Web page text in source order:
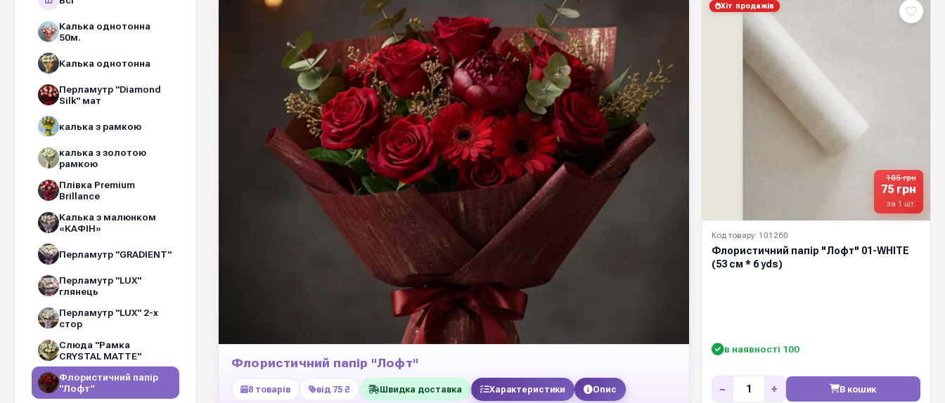
Калька однотонна
50м.
Калька однотонна
Перламутр "Diamond
Silk" мат
калька з рамкою
калька з золотою
рамкою
Плівка Premium
Brillance
Калька з малюнком
«КАФІН»
Перламутр "GRADIENT"
Перламутр "LUX"
глянець
Перламутр "LUX" 2-х
стор
Слюда "Рамка
CRYSTAL MATTE"
Флористичний папір
"Лофт"
Флористичний папір "Лофт"
8 товарів від 75 ₴ Швидка доставка Характеристики Опис
185 грн
75 грн
за 1 шт.
Хіт продажів
Код товару: 101260
Флористичний папір "Лофт" 01-WHITE
(53 см * 6 yds)
в наявності 100
− + В кошик